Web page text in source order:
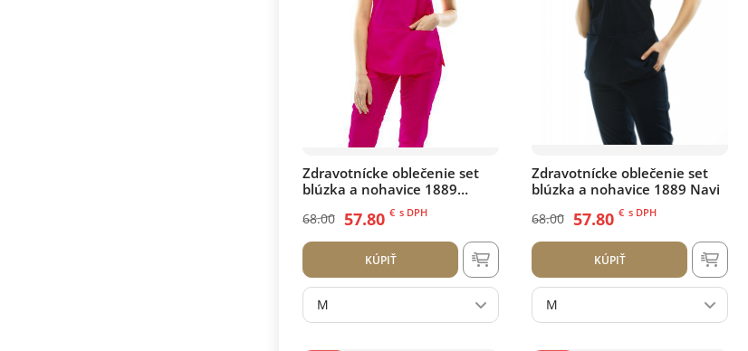
Zdravotnícke oblečenie set
blúzka a nohavice 1889
68.00 57.80 € s DPH
KÚPIŤ
M
Zdravotnícke oblečenie set
blúzka a nohavice 1889 Navi
68.00 57.80 € s DPH
KÚPIŤ
M